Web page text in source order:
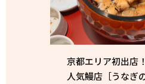
京都エリア初出店
人気鰻店［うなぎ